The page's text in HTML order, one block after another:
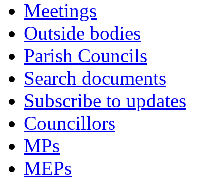
Meetings
Outside bodies
Parish Councils
Search documents
Subscribe to updates
Councillors
MPs
MEPs